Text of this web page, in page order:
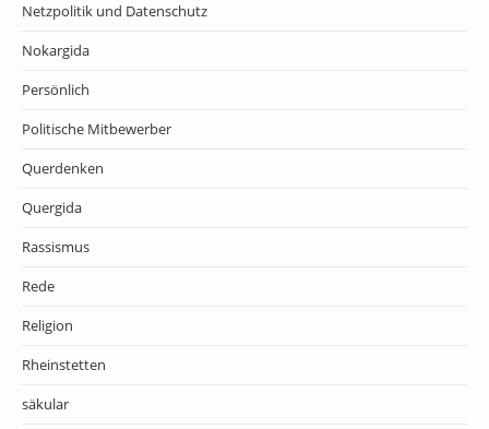
Netzpolitik und Datenschutz
Nokargida
Persönlich
Politische Mitbewerber
Querdenken
Quergida
Rassismus
Rede
Religion
Rheinstetten
säkular